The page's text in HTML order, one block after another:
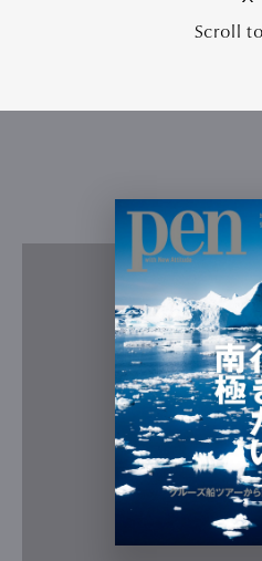
Scroll